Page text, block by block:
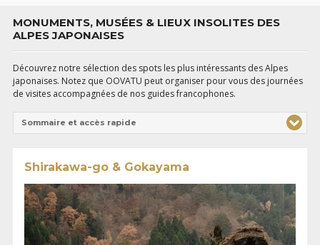
MONUMENTS, MUSÉES & LIEUX INSOLITES DES
ALPES JAPONAISES
Découvrez notre sélection des spots les plus intéressants des Alpes
japonaises. Notez que OOVATU peut organiser pour vous des journées
de visites accompagnées de nos guides francophones.
Sommaire et accès rapide
Shirakawa-go & Gokayama